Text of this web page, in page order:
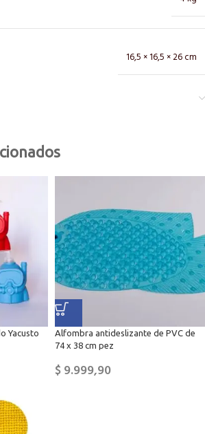
16,5 × 16,5 × 26 cm
Yacusto
Alfombra antideslizante de PVC de
74 x 38 cm pez
$9.999,90